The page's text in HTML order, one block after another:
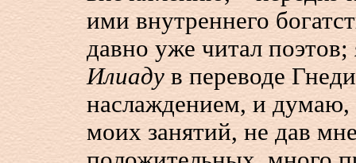
ими внутреннего
давно уже читал
Илиаду в переводе
наслаждением, и думаю,
моих занятий, не дав